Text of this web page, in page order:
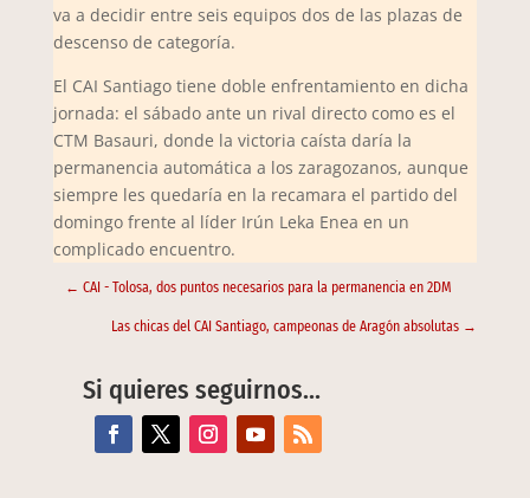
va a decidir entre seis equipos dos de las plazas de
descenso de categoría.
El CAI Santiago tiene doble enfrentamiento en dicha
jornada: el sábado ante un rival directo como es el
CTM Basauri, donde la victoria caísta daría la
permanencia automática a los zaragozanos, aunque
siempre les quedaría en la recamara el partido del
domingo frente al líder Irún Leka Enea en un
complicado encuentro.
← CAI - Tolosa, dos puntos necesarios para la permanencia en 2DM
Las chicas del CAI Santiago, campeonas de Aragón absolutas →
Si quieres seguirnos…